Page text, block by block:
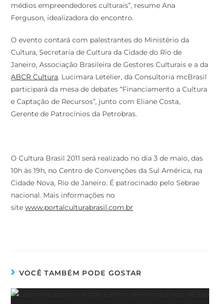
médios empreendedores culturais”, resume Ana
Ferguson, idealizadora do encontro.
O evento contará com palestrantes do Ministério da
Cultura, Secretaria de Cultura da Cidade do Rio de
Janeiro, Associação Brasileira de Gestores Culturais e a da
ABCR Cultura. Lucimara Letelier, da Consultoria mcBrasil
participará da mesa de debates “Financiamento a Cultura
e Captação de Recursos”, junto com Eliane Costa,
Gerente de Patrocínios da Petrobras.
O Cultura Brasil 2011 será realizado no dia 3 de maio, das
10h às 19h, no Centro de Convenções da Sul América, na
Cidade Nova, Rio de Janeiro. É patrocinado pelo Sebrae
nacional. Mais informações no
sitewww.portalculturabrasil.com.br
VOCÊ TAMBÉM PODE GOSTAR